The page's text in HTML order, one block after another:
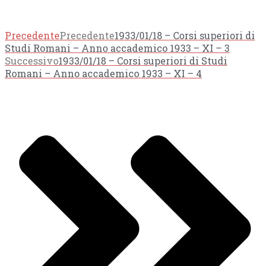
PrecedentePrecedente1933/01/18 – Corsi superiori di
Studi Romani – Anno accademico 1933 – XI – 3
Successivo1933/01/18 – Corsi superiori di Studi
Romani – Anno accademico 1933 – XI – 4